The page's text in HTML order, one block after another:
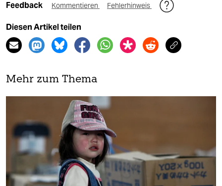
Feedback Kommentieren Fehlerhinweis
Diesen Artikel teilen
Mehr zum Thema